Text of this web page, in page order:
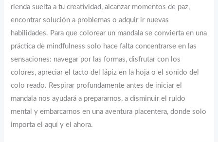
rienda suelta a tu creatividad, alcanzar momentos de paz,
encontrar solución a problemas o adquir ir nuevas
habilidades. Para que colorear un mandala se convierta en una
práctica de mindfulness solo hace falta concentrarse en las
sensaciones: navegar por las formas, disfrutar con los
colores, apreciar el tacto del lápiz en la hoja o el sonido del
colo reado. Respirar profundamente antes de iniciar el
mandala nos ayudará a prepararnos, a disminuir el ruido
mental y embarcarnos en una aventura placentera, donde solo
importa el aquí y el ahora.